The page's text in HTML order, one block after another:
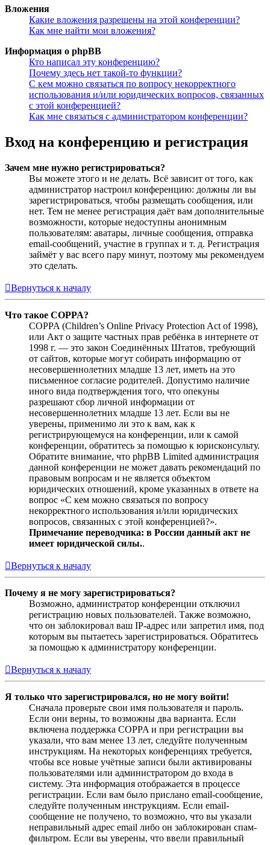
Вложения
Какие вложения разрешены на этой конференции?
Как мне найти мои вложения?
Информация о phpBB
Кто написал эту конференцию?
Почему здесь нет такой-то функции?
С кем можно связаться по вопросу некорректного
использования и/или юридических вопросов, связанных
с этой конференцией?
Как мне связаться с администратором конференции?
Вход на конференцию и регистрация
Зачем мне нужно регистрироваться?
Вы можете этого и не делать. Всё зависит от того, как
администратор настроил конференцию: должны ли вы
зарегистрироваться, чтобы размещать сообщения, или
нет. Тем не менее регистрация даёт вам дополнительные
возможности, которые недоступны анонимным
пользователям: аватары, личные сообщения, отправка
email-сообщений, участие в группах и т. д. Регистрация
займёт у вас всего пару минут, поэтому мы рекомендуем
это сделать.
Вернуться к началу
Что такое COPPA?
COPPA (Children’s Online Privacy Protection Act of 1998),
или Акт о защите частных прав ребёнка в интернете от
1998 г. — это закон Соединённых Штатов, требующий
от сайтов, которые могут собирать информацию от
несовершеннолетних младше 13 лет, иметь на это
письменное согласие родителей. Допустимо наличие
иного вида подтверждения того, что опекуны
разрешают сбор личной информации от
несовершеннолетних младше 13 лет. Если вы не
уверены, применимо ли это к вам, как к
регистрирующемуся на конференции, или к самой
конференции, обратитесь за помощью к юрисконсульту.
Обратите внимание, что phpBB Limited администрация
данной конференции не может давать рекомендаций по
правовым вопросам и не является объектом
юридических отношений, кроме указанных в ответе на
вопрос «С кем можно связаться по вопросу
некорректного использования и/или юридических
вопросов, связанных с этой конференцией?».
Примечание переводчика: в России данный акт не
имеет юридической силы..
Вернуться к началу
Почему я не могу зарегистрироваться?
Возможно, администратор конференции отключил
регистрацию новых пользователей. Также возможно,
что он заблокировал ваш IP-адрес или запретил имя, под
которым вы пытаетесь зарегистрироваться. Обратитесь
за помощью к администратору конференции.
Вернуться к началу
Я только что зарегистрировался, но не могу войти!
Сначала проверьте свои имя пользователя и пароль.
Если они верны, то возможны два варианта. Если
включена поддержка COPPA и при регистрации вы
указали, что вам менее 13 лет, следуйте полученным
инструкциям. На некоторых конференциях требуется,
чтобы все новые учётные записи были активированы
пользователями или администратором до входа в
систему. Эта информация отображается в процессе
регистрации. Если вам было прислано email-сообщение,
следуйте полученным инструкциям. Если email-
сообщение не получено, то возможно, что вы указали
неправильный адрес email либо он заблокирован спам-
фильтром. Если вы уверены, что ввели правильный